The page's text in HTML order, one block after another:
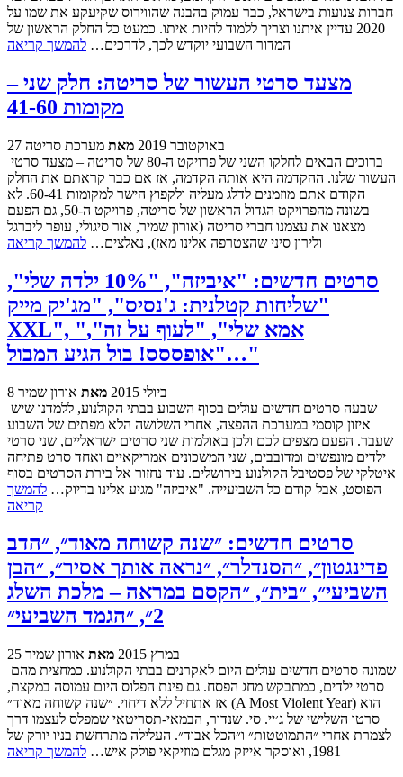
חברות צנועות בישראל, כבר עמוק בהבנה שהווירוס שקיעקע את שמו על
2020 עדיין איתנו וצריך ללמוד לחיות איתו. כמעט כל החלק הראשון של
המדור השבועי יוקדש לכך, לדרכים… להמשך קריאה
מצעד סרטי העשור של סריטה: חלק שני –
מקומות 41-60
27 באוקטובר 2019 מאת מערכת סריטה
העשור שלנו. ההקדמה היא אותה הקדמה, אז אם כבר קראתם את החלק
הקודם אתם מוזמנים לדלג מעליה ולקפוץ הישר למקומות 60-41. לא
בשונה מהפרויקט הגדול הראשון של סריטה, פרויקט ה-50, גם הפעם
מצאנו את עצמנו חברי סריטה (אורון שמיר, אור סיגולי, עופר ליברגל
ולירון סיני שהצטרפה אלינו מאז), נאלצים… להמשך קריאה
סרטים חדשים: "איביזה", "10% ילדה שלי",
"שליחות קטלנית: ג'נסיס", "מג'יק מייק
XXL", "אמא שלי", "לעוף על זה",
"אופססס! בול הגיע המבול…"
8 ביולי 2015 מאת אורון שמיר
איזון קוסמי במערכת ההפצה, אחרי השלושה הלא מפתים של השבוע
שעבר. הפעם מצפים לכם ולכן באולמות שני סרטים ישראליים, שני סרטי
ילדים מונפשים ומדובבים, שני המשכונים אמריקאיים ואחד סרט פתיחה
איטלקי של פסטיבל הקולנוע בירושלים. עוד נחזור אל בירת הסרטים בסוף
הפוסט, אבל קודם כל השביעייה. "איביזה" מגיע אלינו בדיוק… להמשך
קריאה
סרטים חדשים: ״שנה קשוחה מאוד״, ״הדב
פדינגטון״, ״הסנדלר״, ״נראה אותך אסיר״, ״הבן
השביעי״, ״בית״, ״הקסם במראה – מלכת השלג
2״, ״הגמד השביעי״
25 במרץ 2015 מאת אורון שמיר
סרטי ילדים, כמתבקש מחג הפסח. גם פינת הפלוס היום עמוסה במקצת,
אז אתחיל ללא דיחוי. ״שנה קשוחה מאוד״ (A Most Violent Year) הוא
סרטו השלישי של ג׳יי. סי. שנדור, הבמאי-תסריטאי שמפלס לעצמו דרך
לצמרת אחרי ״התמוטטות״ ו״הכל אבוד״. העלילה מתרחשת בניו יורק של
1981, ואוסקר אייזק מגלם מוזיקאי פולק איש…
להמשך קריאה